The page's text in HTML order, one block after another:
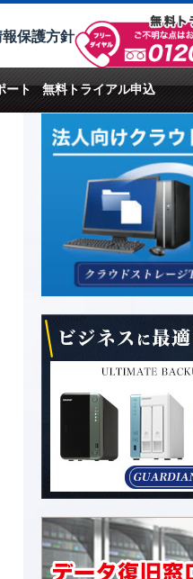
保護方針
ート 無料トライアル申込